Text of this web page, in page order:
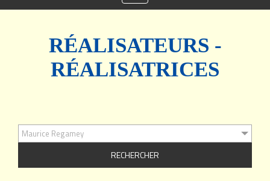
navigation
RÉALISATEURS -
RÉALISATRICES
Maurice Regamey
AJOUTER